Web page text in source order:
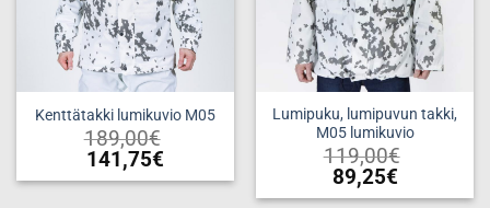
Kenttätakki lumikuvio M05
189,00€
141,75€
Tällä
Lumipuku, lumipuvun takki,
M05 lumikuvio
119,00€
89,25€
Tällä